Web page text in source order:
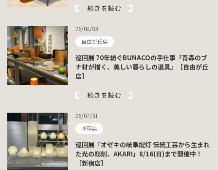
続きを読む
26/08/03
自由が丘店
巡回展 70年紡ぐBUNACOの手仕事「青森のブ
ナ材が描く、美しい暮らしの道具」［自由が丘
店］
続きを読む
26/07/31
新宿店
巡回展「オゼキの岐阜提灯 伝統工芸から生まれ
た光の彫刻、AKARI」8/16(日)まで開催中！
［新宿店］